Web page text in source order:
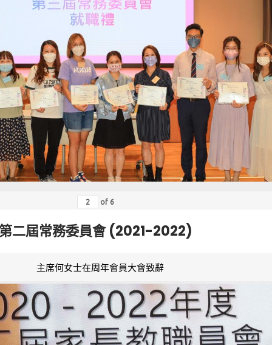
of 6
二屆常務委員會 (2021-2022)
主席何女士在周年會員大會致辭